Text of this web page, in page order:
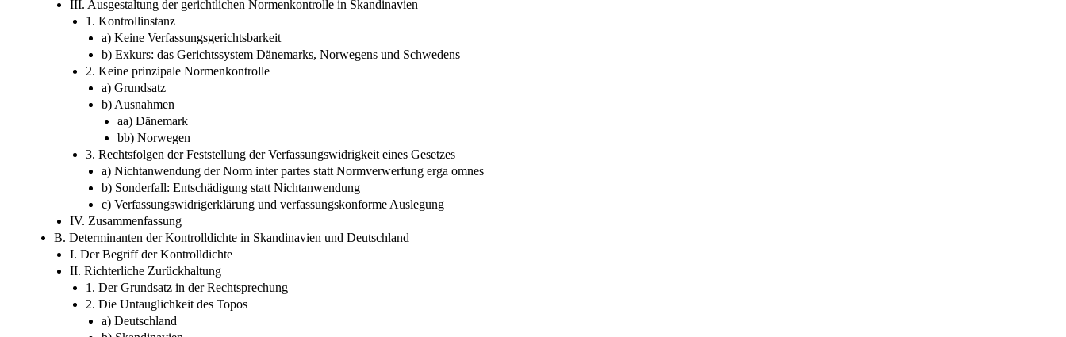
III. Ausgestaltung der gerichtlichen Normenkontrolle in Skandinavien
1. Kontrollinstanz
a) Keine Verfassungsgerichtsbarkeit
b) Exkurs: das Gerichtssystem Dänemarks, Norwegens und Schwedens
2. Keine prinzipale Normenkontrolle
a) Grundsatz
b) Ausnahmen
aa) Dänemark
bb) Norwegen
3. Rechtsfolgen der Feststellung der Verfassungswidrigkeit eines Gesetzes
a) Nichtanwendung der Norm inter partes statt Normverwerfung erga omnes
b) Sonderfall: Entschädigung statt Nichtanwendung
c) Verfassungswidrigerklärung und verfassungskonforme Auslegung
IV. Zusammenfassung
B. Determinanten der Kontrolldichte in Skandinavien und Deutschland
I. Der Begriff der Kontrolldichte
II. Richterliche Zurückhaltung
1. Der Grundsatz in der Rechtsprechung
2. Die Untauglichkeit des Topos
a) Deutschland